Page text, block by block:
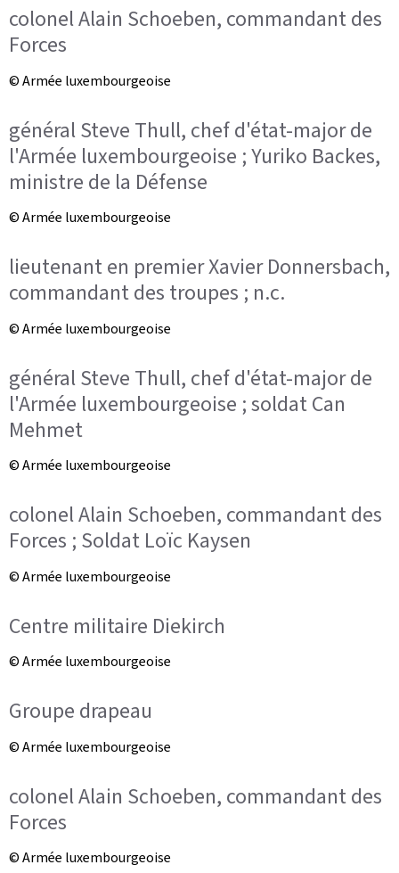
colonel Alain Schoeben, commandant des
Forces
© Armée luxembourgeoise
général Steve Thull, chef d'état-major de
l'Armée luxembourgeoise ; Yuriko Backes,
ministre de la Défense
© Armée luxembourgeoise
lieutenant en premier Xavier Donnersbach,
commandant des troupes ; n.c.
© Armée luxembourgeoise
général Steve Thull, chef d'état-major de
l'Armée luxembourgeoise ; soldat Can
Mehmet
© Armée luxembourgeoise
colonel Alain Schoeben, commandant des
Forces ; Soldat Loïc Kaysen
© Armée luxembourgeoise
Centre militaire Diekirch
© Armée luxembourgeoise
Groupe drapeau
© Armée luxembourgeoise
colonel Alain Schoeben, commandant des
Forces
© Armée luxembourgeoise